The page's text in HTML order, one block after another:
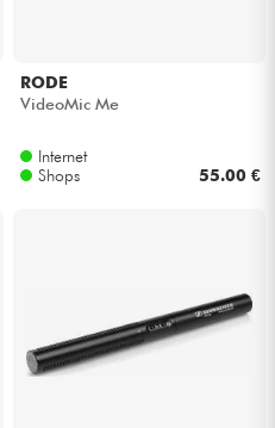
RODE
VideoMic Me
Internet
Shops
55.00 €